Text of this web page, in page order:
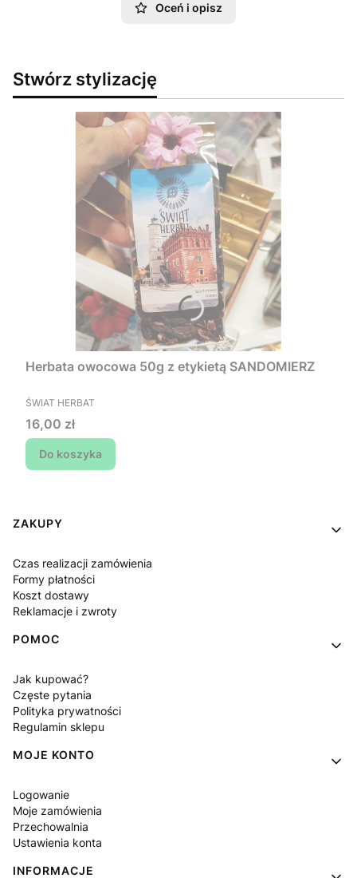
Oceń i opisz
Stwórz stylizację
Herbata owocowa 50g z etykietą SANDOMIERZ
PRODUCENT
ŚWIAT HERBAT
Cena
16,00 zł
Do koszyka
Linki w stopce
ZAKUPY
Czas realizacji zamówienia
Formy płatności
Koszt dostawy
Reklamacje i zwroty
POMOC
Jak kupować?
Częste pytania
Polityka prywatności
Regulamin sklepu
MOJE KONTO
Logowanie
Moje zamówienia
Przechowalnia
Ustawienia konta
INFORMACJE